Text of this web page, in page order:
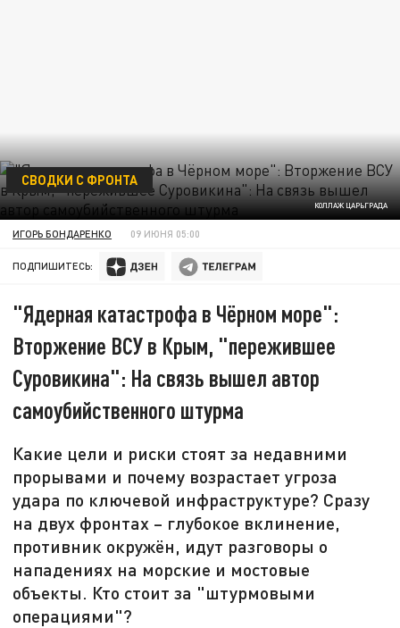
КОЛЛАЖ ЦАРЬГРАДА
СВОДКИ С ФРОНТА
ИГОРЬ БОНДАРЕНКО 09 ИЮНЯ 05:00
ПОДПИШИТЕСЬ:
"Ядерная катастрофа в Чёрном море":
Вторжение ВСУ в Крым, "пережившее
Суровикина": На связь вышел автор
самоубийственного штурма
Какие цели и риски стоят за недавними
прорывами и почему возрастает угроза
удара по ключевой инфраструктуре? Сразу
на двух фронтах – глубокое вклинение,
противник окружён, идут разговоры о
нападениях на морские и мостовые
объекты. Кто стоит за "штурмовыми
операциями"?